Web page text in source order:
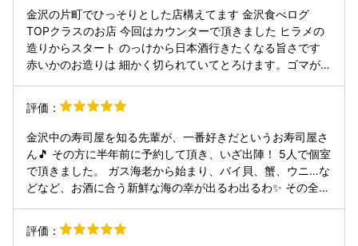
出す大将の技は、もはや芸術の域だ。一皿ごとに金沢の風土
が口の中で爆発し、五感が冬の色彩に染まってゆく。この
「感動の連続」は、何度体験しても新しく、そして深い。
◇ 常連という「縁」が醸す、凛として温かな空気感 限られ
た者だけが共有できる、あの静謐でありながら体温を感じる
そ、料理の細部までより深く共鳴できる。最初から最後ま
は、私にとって、もはや食の枠を超えた「神事」に近い。 ご
ちそうさまでした。 フォロー、保存、いいね大歓迎です✨励
みになります！
金沢の片町でひっそりとした店構えてます 金沢食べログ
TOPクラスのお店 今回はカウンターで頂きました ヒラメの
造りからスタート のっけから日本酒行きたくなる旨さです
赤いかのお造りは 細かく切られていてとろけます。ゴマがえ
り大きい。しっかりと脂のってます 金沢と言えばガス海老
肝ソースがかかっています 能登でカツオ？と思いますがこれ
が絶品 松茸の風味抜群 麹漬けは日本酒にピッタリ 由良の赤
ウニが 時期ギリギリでしたが食べれました。濃厚です ウナ
ギの白焼も絶品 ブリカマの塩焼き文句なし ここからお鮨 昆
布じめなども良いが ノドグロを炙ったら最高ですね いやー
今回も最高の1日でした‼️
評価：
金沢中の寿司屋を知る先輩が、一番好きだというお寿司屋さ
ん🎵 その方に半年前に予約して頂き、いざ出陣！ 5人で個室
で頂きました。 ガス海老から始まり、バイ貝、蟹、ウニ…な
どなど、お酒に合う新鮮な海の幸が出るわ出るわ✨ その全て
て、「お寿司屋さんなのに寿司が出ないな？？」と思い始め
た頃に、「お待ちど～」と言うように名物？の小さな寿司が
評価：